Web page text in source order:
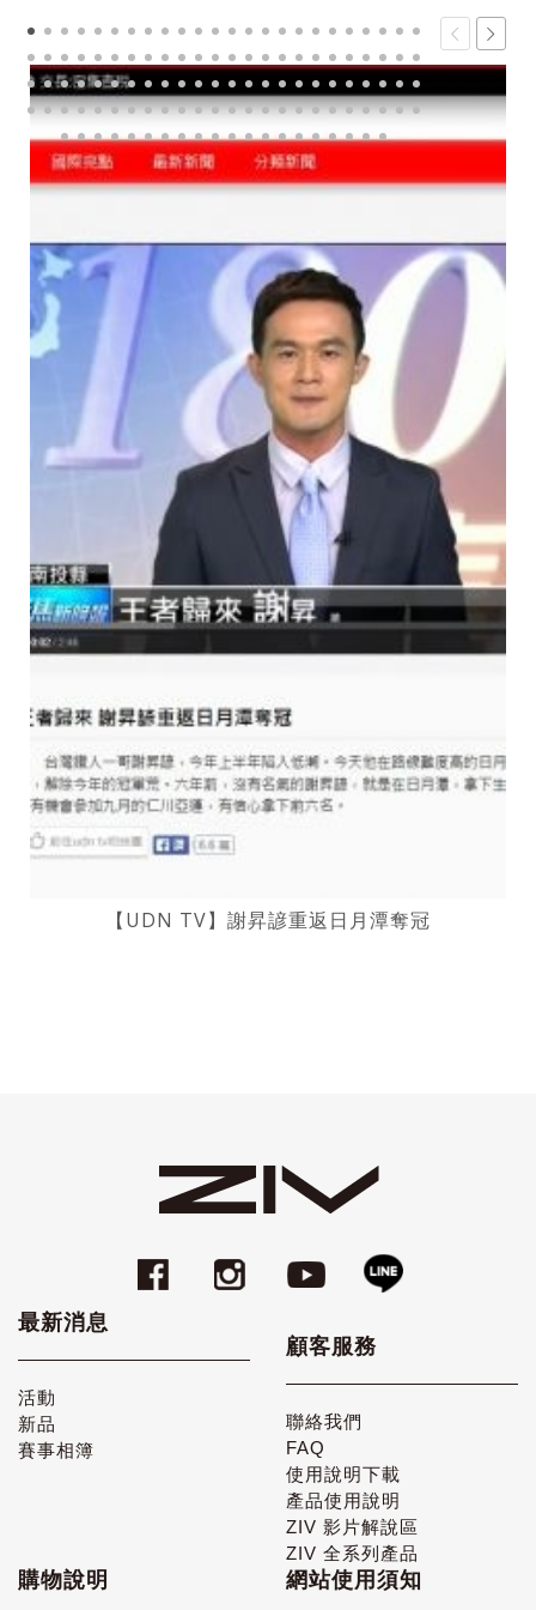
【UDN TV】謝昇諺重返日月潭奪冠
最新消息
活動
新品
賽事相簿
顧客服務
聯絡我們
FAQ
使用說明下載
產品使用說明
ZIV 影片解說區
ZIV 全系列產品
購物說明 網站使用須知